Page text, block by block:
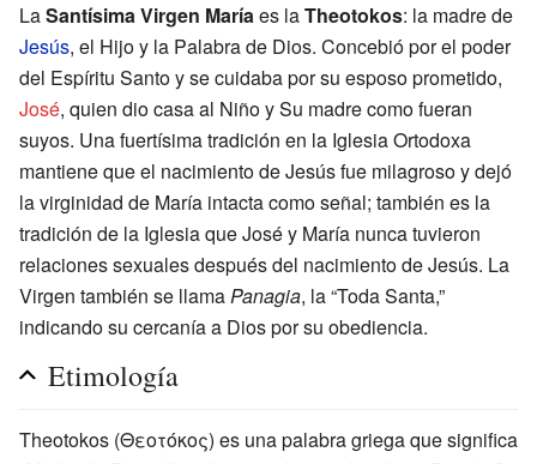
LaSantísima Virgen Maríaes laTheotokos: la madre de
Jesús, el Hijo y la Palabra de Dios. Concebió por el poder
del Espíritu Santo y se cuidaba por su esposo prometido,
José, quien dio casa al Niño y Su madre como fueran
suyos. Una fuertísima tradición en la Iglesia Ortodoxa
mantiene que el nacimiento de Jesús fue milagroso y dejó
la virginidad de María intacta como señal; también es la
tradición de la Iglesia que José y María nunca tuvieron
relaciones sexuales después del nacimiento de Jesús. La
Virgen también se llamaPanagia, la “Toda Santa,”
indicando su cercanía a Dios por su obediencia.
Etimología
Theotokos (Θεοτόκος) es una palabra griega que significa